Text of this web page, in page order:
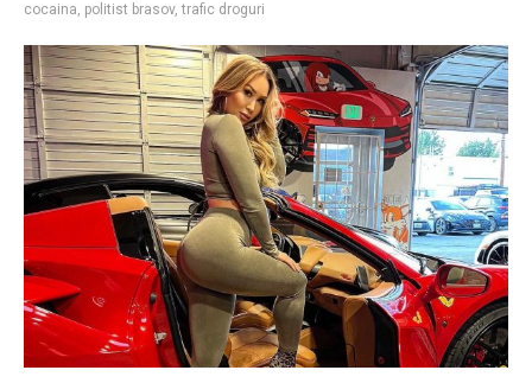
cocaina, politist brasov,trafic droguri